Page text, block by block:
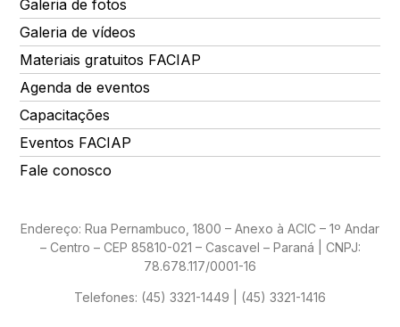
Galeria de fotos
Galeria de vídeos
Materiais gratuitos FACIAP
Agenda de eventos
Capacitações
Eventos FACIAP
Fale conosco
Endereço: Rua Pernambuco, 1800 – Anexo à ACIC – 1º Andar
– Centro – CEP 85810-021 – Cascavel – Paraná | CNPJ:
78.678.117/0001-16
Telefones: (45) 3321-1449 | (45) 3321-1416